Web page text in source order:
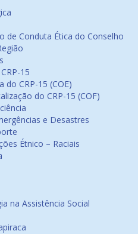
de Conduta Ética do Conselho
15
do CRP-15 (COE)
do CRP-15 (COF)
e Desastres
Étnico – Raciais
na Assistência Social